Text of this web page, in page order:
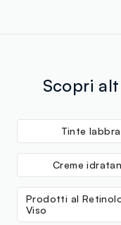
Scopri
Tinte labbra
Creme
Prodotti al
Viso